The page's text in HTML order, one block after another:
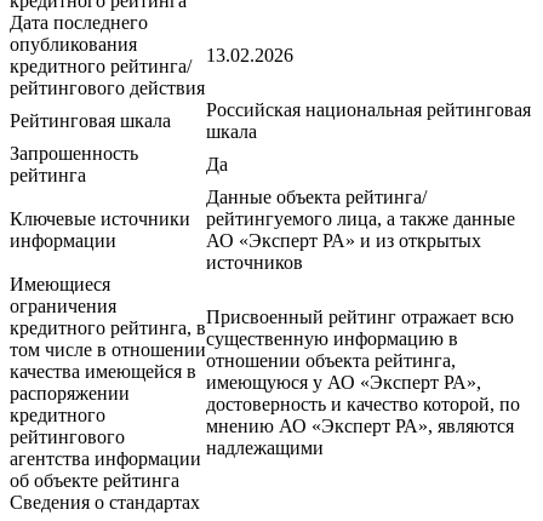
Дата последнего
опубликования
кредитного рейтинга/
рейтингового действия
13.02.2026
Рейтинговая шкала
Российская национальная рейтинговая
шкала
Запрошенность
рейтинга
Да
Ключевые источники
информации
Данные объекта рейтинга/
рейтингуемого лица, а также данные
АО «Эксперт РА» и из открытых
источников
Имеющиеся
ограничения
кредитного рейтинга, в
том числе в отношении
качества имеющейся в
распоряжении
кредитного
рейтингового
агентства информации
об объекте рейтинга
Присвоенный рейтинг отражает всю
существенную информацию в
отношении объекта рейтинга,
имеющуюся у АО «Эксперт РА»,
достоверность и качество которой, по
мнению АО «Эксперт РА», являются
надлежащими
Сведения о стандартах